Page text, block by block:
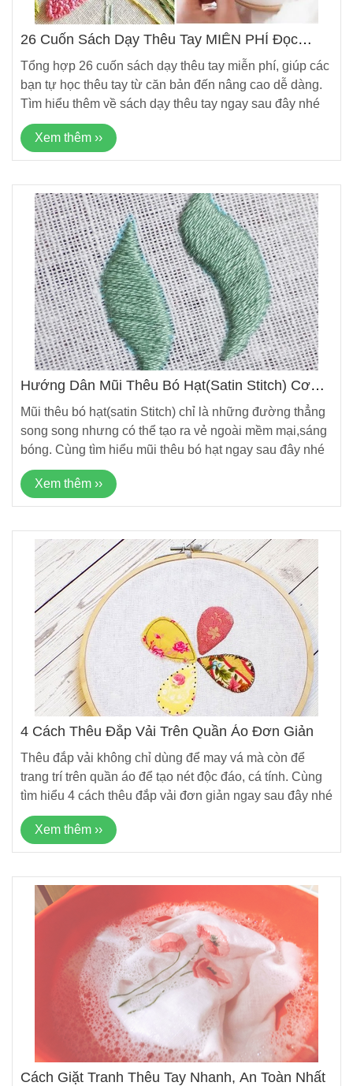
26 Cuốn Sách Dạy Thêu Tay MIỄN PHÍ Đọc
Tổng hợp 26 cuốn sách dạy thêu tay miễn phí, giúp các
bạn tự học thêu tay từ căn bản đến nâng cao dễ dàng.
Tìm hiểu thêm về sách dạy thêu tay ngay sau đây nhé
Xem thêm ››
Hướng Dẫn Mũi Thêu Bó Hạt(satin Stitch) Cơ
Mũi thêu bó hạt(satin Stitch) chỉ là những đường thẳng
song song nhưng có thể tạo ra vẻ ngoài mềm mại,sáng
bóng. Cùng tìm hiểu mũi thêu bó hạt ngay sau đây nhé
Xem thêm ››
4 Cách Thêu Đắp Vải Trên Quần Áo Đơn Giản
Thêu đắp vải không chỉ dùng để may vá mà còn để
trang trí trên quần áo để tạo nét độc đáo, cá tính. Cùng
tìm hiểu 4 cách thêu đắp vải đơn giản ngay sau đây nhé
Xem thêm ››
Cách Giặt Tranh Thêu Tay Nhanh, An Toàn Nhất